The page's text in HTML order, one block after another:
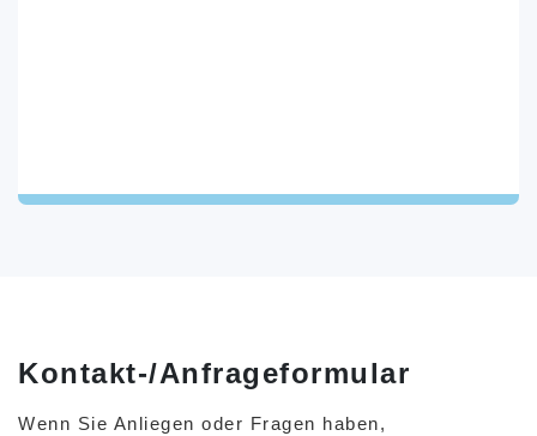
Kontakt-/Anfrageformular
Wenn Sie Anliegen oder Fragen haben,